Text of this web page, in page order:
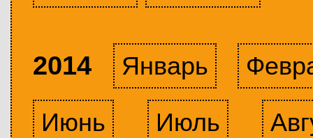
2014 Январь
Июнь
Июль